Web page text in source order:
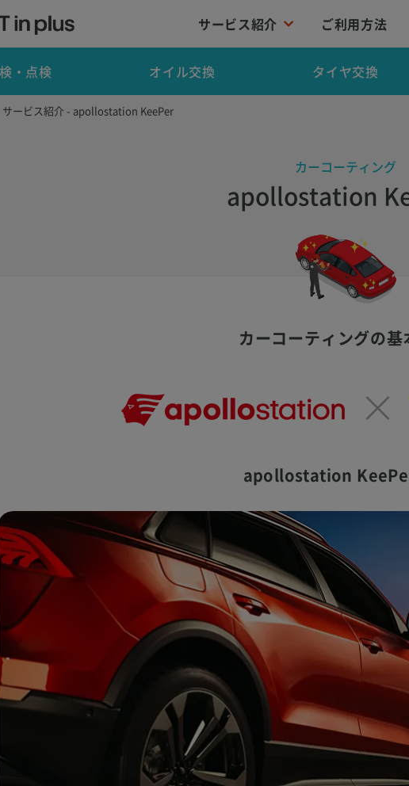
サービス紹介 ご利用方法
・点検 オイル交換 タイヤ交換
サービス紹介 - apollostation KeePer
カーコーティング
apollostation
カーコーティングの基
apollostation